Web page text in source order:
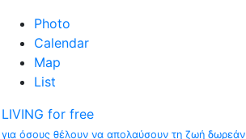
Photo
Calendar
Map
List
LIVING for free
για όσους θέλουν να απολαύσουν τη ζωή δωρεάν